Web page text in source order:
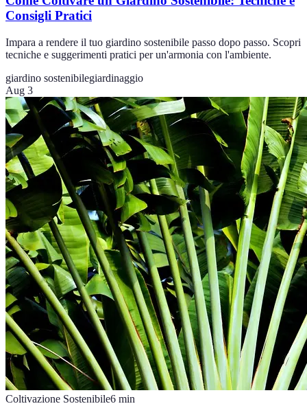
Consigli Pratici
Impara a rendere il tuo giardino sostenibile passo dopo passo. Scopri
tecniche e suggerimenti pratici per un'armonia con l'ambiente.
giardino sostenibilegiardinaggio
Aug 3
Coltivazione Sostenibile6 min